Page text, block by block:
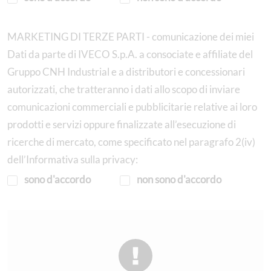
MARKETING DI TERZE PARTI - comunicazione dei miei
Dati da parte di IVECO S.p.A. a consociate e affiliate del
Gruppo CNH Industrial e a distributori e concessionari
autorizzati, che tratteranno i dati allo scopo di inviare
comunicazioni commerciali e pubblicitarie relative ai loro
prodotti e servizi oppure finalizzate all’esecuzione di
ricerche di mercato, come specificato nel paragrafo 2(iv)
dell’Informativa sulla privacy:
sono d'accordo
non sono d'accordo